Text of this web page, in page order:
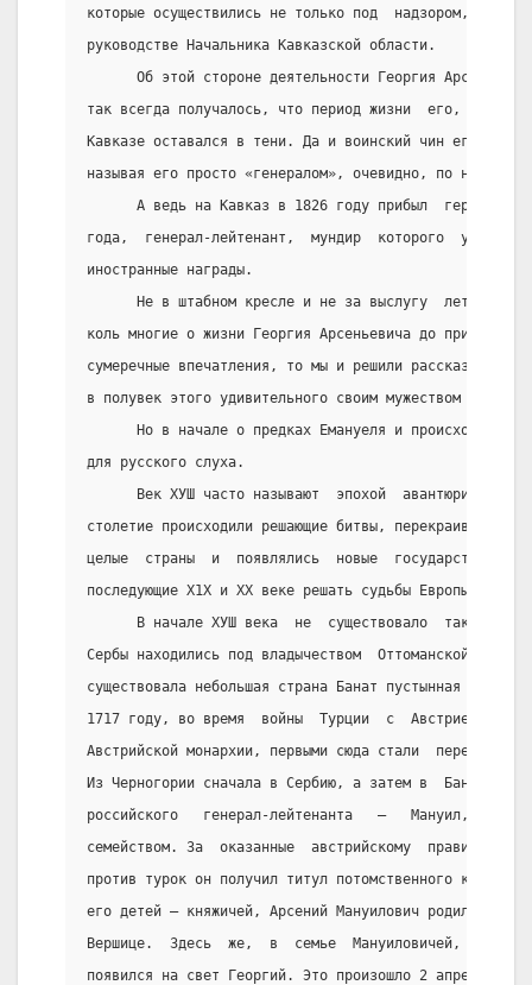
которые осуществились не только под  надзором,  но
руководстве Начальника Кавказской области.
Об этой стороне деятельности Георгия
так всегда получалось, что период жизни  его,
Кавказе оставался в тени. Да и воинский чин его
называя его просто «генералом», очевидно, по
А ведь на Кавказ в 1826 году прибыл  герой
года,  генерал-лейтенант,  мундир  которого
иностранные награды.
Не в штабном кресле и не за выслугу  лет
коль многие о жизни Георгия Арсеньевича до приезда
сумеречные впечатления, то мы и решили рассказать о
в полувек этого удивительного своим мужеством и
Но в начале о предках Емануеля и происхождении
для русского слуха.
Век ХУШ часто называют  эпохой  авантюристов.
столетие происходили решающие битвы, перекраивалась
целые  страны  и  появлялись  новые  государства,
последующие Х1Х и ХХ веке решать судьбы Европы, да и
В начале ХУШ века  не  существовало  такого
Сербы находились под владычеством  Оттоманской
существовала небольшая страна Банат пустынная и
1717 году, во время  войны  Турции  с  Австрией,
Австрийской монархии, первыми сюда стали
Из Черногории сначала в Сербию, а затем в  Банат
российского   генерал-лейтенанта   –   Мануил,   со
семейством. За  оказанные  австрийскому
против турок он получил титул потомственного князя.
его детей – княжичей, Арсений Мануилович родился
Вершице.  Здесь  же,  в  семье  Мануиловичей,
появился на свет Георгий. Это произошло 2 апреля